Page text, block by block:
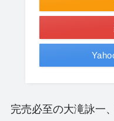
完売必至の大滝詠一